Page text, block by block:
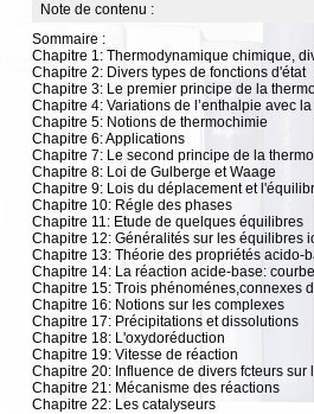
Note de contenu :
Sommaire :
Chapitre 1: Thermodynamique chimique,
Chapitre 2: Divers types de fonctions d'état
Chapitre 3: Le premier principe de la
Chapitre 4: Variations de l’enthalpie avec
Chapitre 5: Notions de thermochimie
Chapitre 6: Applications
Chapitre 7: Le second principe de la
Chapitre 8: Loi de Gulberge et Waage
Chapitre 9: Lois du déplacement et
Chapitre 10: Régle des phases
Chapitre 11: Etude de quelques équilibres
Chapitre 12: Généralités sur les équilibres
Chapitre 13: Théorie des propriétés acido-
Chapitre 14: La réaction acide-base:
Chapitre 15: Trois phénoménes,connexes
Chapitre 16: Notions sur les complexes
Chapitre 17: Précipitations et dissolutions
Chapitre 18: L'oxydoréduction
Chapitre 19: Vitesse de réaction
Chapitre 20: Influence de divers fcteurs sur
Chapitre 21: Mécanisme des réactions
Chapitre 22: Les catalyseurs